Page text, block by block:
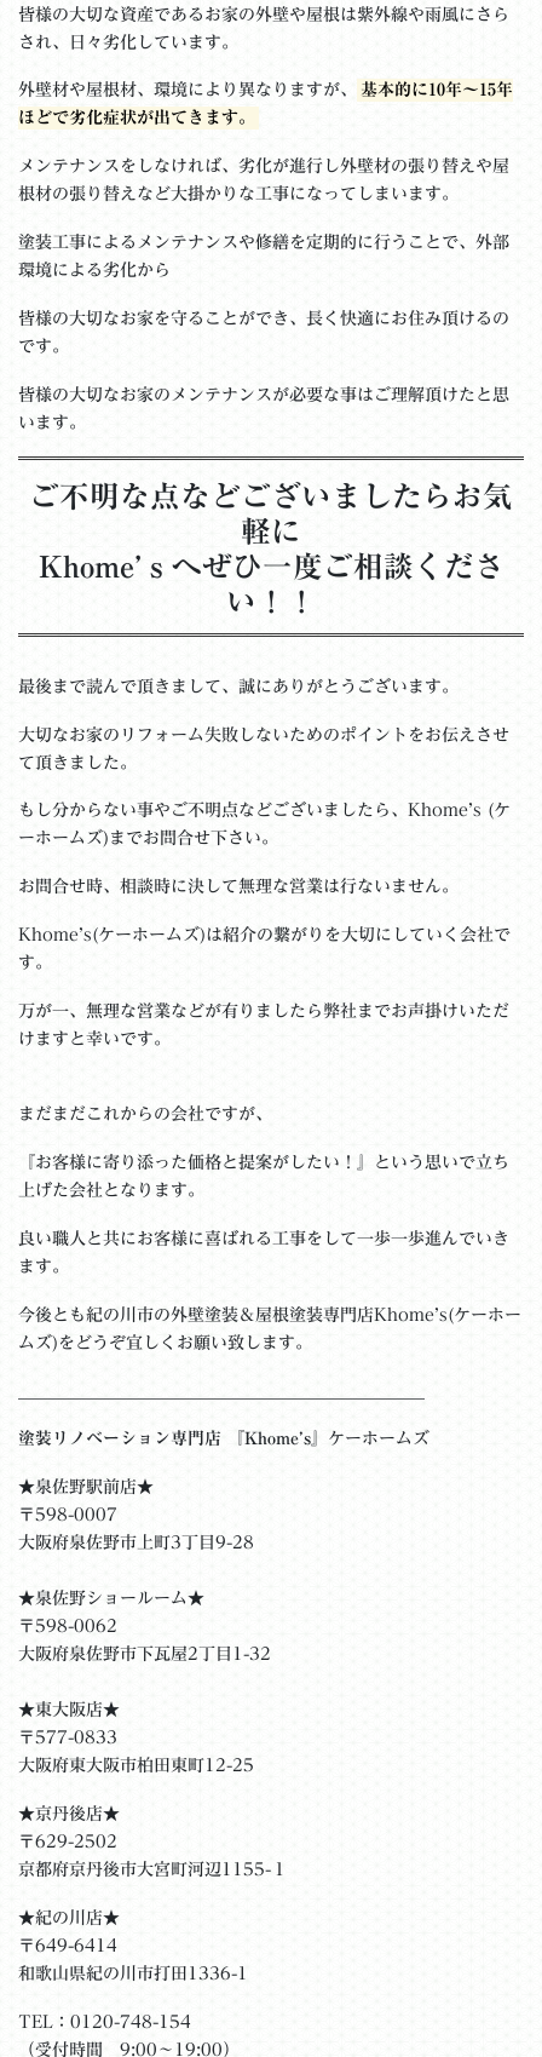
皆様の大切な資産であるお家の外壁や屋根は紫外線や雨風にさら
され、日々劣化しています。
外壁材や屋根材、環境により異なりますが、
基本的に10年～15年
ほどで劣化症状が出てきます。
メンテナンスをしなければ、劣化が進行し外壁材の張り替えや屋
根材の張り替えなど大掛かりな工事になってしまいます。
塗装工事によるメンテナンスや修繕を定期的に行うことで、外部
環境による劣化から
皆様の大切なお家を守ることができ、長く快適にお住み頂けるの
です。
皆様の大切なお家のメンテナンスが必要な事はご理解頂けたと思
います。
ご不明な点などございましたらお気
軽に
Khome’ｓへぜひ一度ご相談くださ
い！！
最後まで読んで頂きまして、誠にありがとうございます。
大切なお家のリフォーム失敗しないためのポイントをお伝えさせ
て頂きました。
もし分からない事やご不明点などございましたら、Khome’s (ケ
ーホームズ)までお問合せ下さい。
お問合せ時、相談時に決して無理な営業は行ないません。
Khome’s(ケーホームズ)は紹介の繋がりを大切にしていく会社で
す。
万が一、無理な営業などが有りましたら弊社までお声掛けいただ
けますと幸いです。
まだまだこれからの会社ですが、
『お客様に寄り添った価格と提案がしたい！』という思いで立ち
上げた会社となります。
良い職人と共にお客様に喜ばれる工事をして一歩一歩進んでいき
ます。
今後とも紀の川市の外壁塗装＆屋根塗装専門店Khome’s(ケーホー
ムズ)をどうぞ宜しくお願い致します。
塗装リノベーション専門店 『Khome’s』 ケーホームズ
★泉佐野駅前店★
〒598-0007
大阪府泉佐野市上町3丁目9-28
★泉佐野ショールーム★
〒598-0062
大阪府泉佐野市下瓦屋2丁目1-32
★東大阪店★
〒577-0833
大阪府東大阪市柏田東町12-25
★京丹後店★
〒629-2502
京都府京丹後市大宮町河辺1155-１
★紀の川店★
〒649-6414
和歌山県紀の川市打田1336-1
TEL：0120-748-154
（受付時間 9:00〜19:00）